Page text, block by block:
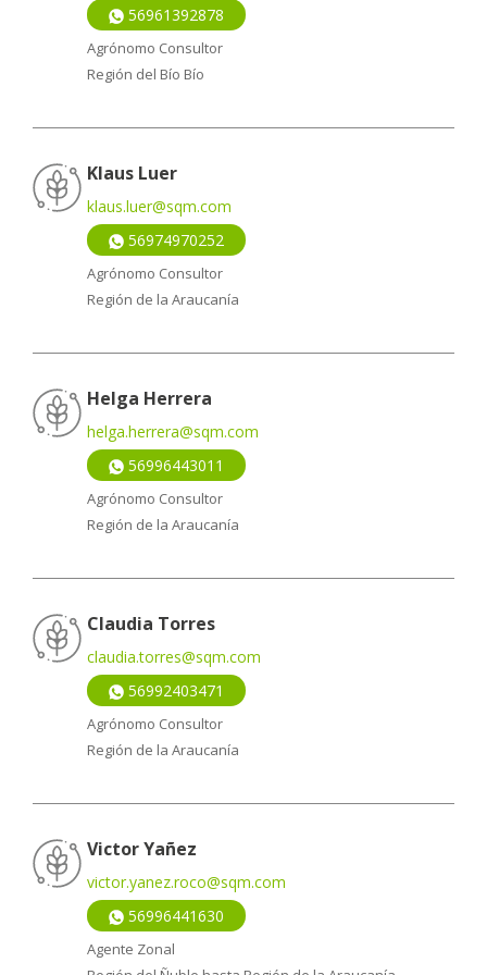
56961392878
Agrónomo Consultor
Región del Bío Bío
Klaus Luer
klaus.luer@sqm.com
56974970252
Agrónomo Consultor
Región de la Araucanía
Helga Herrera
helga.herrera@sqm.com
56996443011
Agrónomo Consultor
Región de la Araucanía
Claudia Torres
claudia.torres@sqm.com
56992403471
Agrónomo Consultor
Región de la Araucanía
Victor Yañez
victor.yanez.roco@sqm.com
56996441630
Agente Zonal